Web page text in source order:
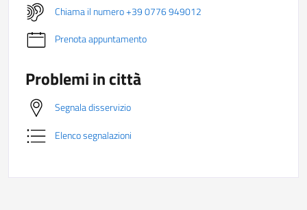
Chiama il numero +39 0776 949012
Prenota appuntamento
Problemi in città
Segnala disservizio
Elenco segnalazioni